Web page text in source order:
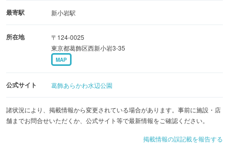
最寄駅 新小岩駅
所在地
〒124-0025
東京都葛飾区西新小岩3-35
MAP
公式サイト 葛飾あらかわ水辺公園
諸状況により、掲載情報から変更されている場合があります。事前に施設・店
舗までお問合せいただくか、公式サイト等で最新情報をご確認ください。
掲載情報の誤記載を報告する